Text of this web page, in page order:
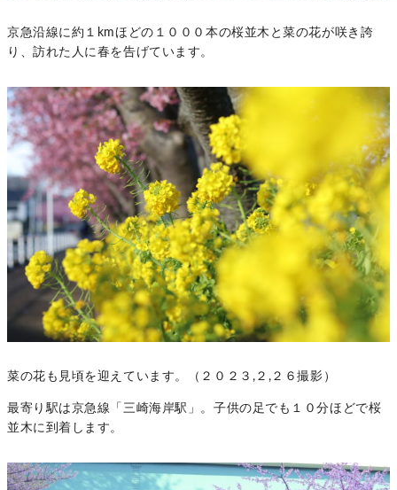
京急沿線に約１kmほどの１０００本の桜並木と菜の花が咲き誇
り、訪れた人に春を告げています。
菜の花も見頃を迎えています。（２０２３,２,２６撮影）
最寄り駅は京急線「三崎海岸駅」。子供の足でも１０分ほどで桜
並木に到着します。